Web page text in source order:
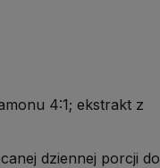
4:1; ekstrakt z
dziennej porcji do